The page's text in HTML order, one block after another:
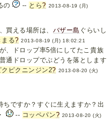
の -- とら? 2013-08-19 (月)
買える場所は、 バザー島 ぐらいし
まる? 2013-08-19 (月) 18:02:21
、ドロップ率5倍にしてたこ貴族
通ドロップでぶどうを落とします
クピクニンジン2? 2013-08-20 (火)
ちですか？すぐに生えますか？出
-- コッペパン? 2013-08-20 (火)